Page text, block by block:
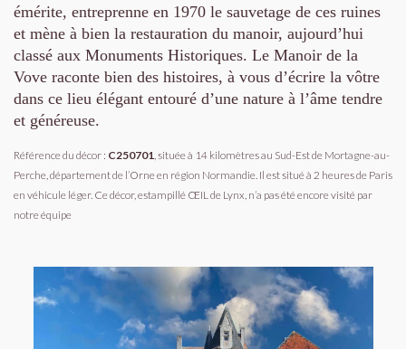
émérite, entreprenne en 1970 le sauvetage de ces ruines
et mène à bien la restauration du manoir, aujourd’hui
classé aux Monuments Historiques. Le Manoir de la
Vove raconte bien des histoires, à vous d’écrire la vôtre
dans ce lieu élégant entouré d’une nature à l’âme tendre
et généreuse.
Référence du décor : C250701, située à 14 kilomètres au Sud-Est de Mortagne-au-
Perche, département de l’Orne en région Normandie. Il est situé à 2 heures de Paris
en véhicule léger. Ce décor, estampillé ŒIL de Lynx, n’a pas été encore visité par
notre équipe